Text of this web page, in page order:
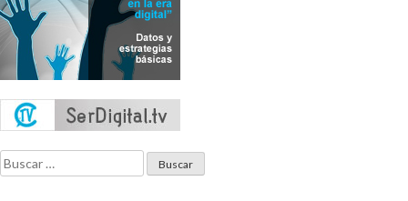
Buscar: